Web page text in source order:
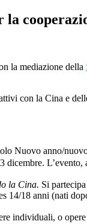
la
la mediazione della
con la Cina e
Nuovo anno/
L’evento,
la Cina. Si
14/18 anni (nati
individuali, o